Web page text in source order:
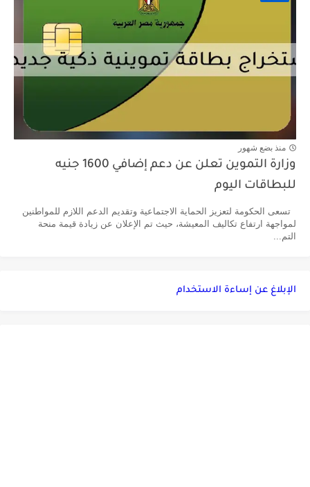
منذ بضع شهور
وزارة التموين تعلن عن دعم إضافي 1600 جنيه
للبطاقات اليوم
تسعى الحكومة لتعزيز الحماية الاجتماعية وتقديم الدعم اللازم للمواطنين
لمواجهة ارتفاع تكاليف المعيشة، حيث تم الإعلان عن زيادة قيمة منحة
التم...
الإبلاغ عن إساءة الاستخدام